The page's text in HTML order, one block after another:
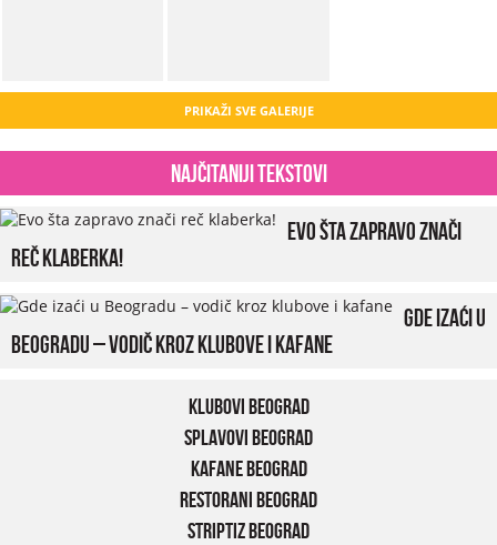
PRIKAŽI SVE GALERIJE
Najčitaniji tekstovi
Evo šta zapravo znači
reč klaberka!
Gde izaći u
Beogradu – vodič kroz klubove i kafane
Klubovi Beograd
Splavovi Beograd
Kafane Beograd
Restorani Beograd
Striptiz Beograd